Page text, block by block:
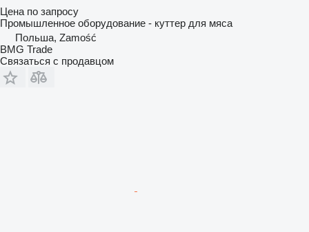
Цена по запросу
Промышленное оборудование - куттер для мяса
Польша, Zamość
BMG Trade
Связаться с продавцом